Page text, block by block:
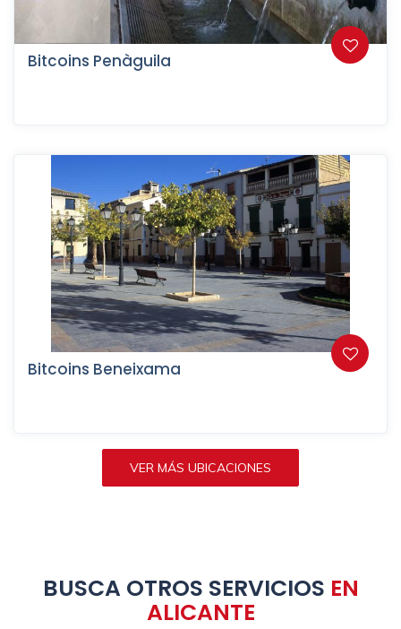
Bitcoins Penàguila
Bitcoins Beneixama
VER MÁS UBICACIONES
BUSCA OTROS SERVICIOS EN
ALICANTE